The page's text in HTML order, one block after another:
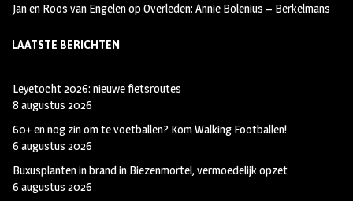
Jan en Roos van EngelenopOverleden: Annie Bolenius – Berkelmans
LAATSTE BERICHTEN
Leyetocht 2026: nieuwe fietsroutes
8 augustus 2026
60+ en nog zin om te voetballen? Kom Walking Footballen!
6 augustus 2026
Buxusplanten in brand in Biezenmortel, vermoedelijk opzet
6 augustus 2026